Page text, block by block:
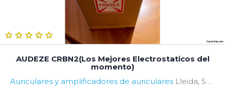
AUDEZE CRBN2(Los Mejores Electrostaticos del
momento)
Auriculares y amplificadores de auriculares Lleida, Spain